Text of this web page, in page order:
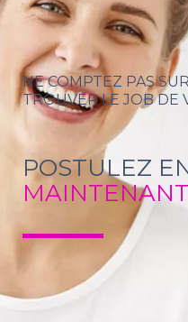
NE COMPTEZ PAS
TROUVER LE JOB DE
POSTULEZ